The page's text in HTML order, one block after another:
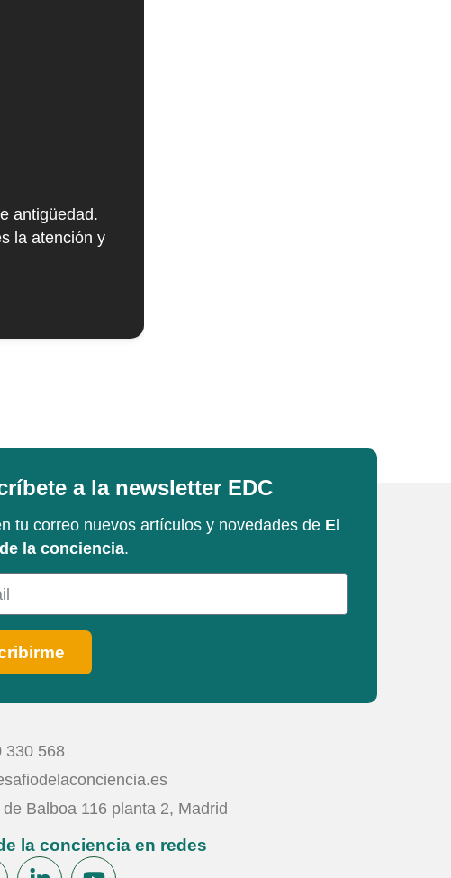
antigüedad.
la atención y
a la newsletter EDC
tu correo nuevos artículos y novedades de El
la conciencia.
330 568
Balboa 116 planta 2, Madrid
la conciencia en redes